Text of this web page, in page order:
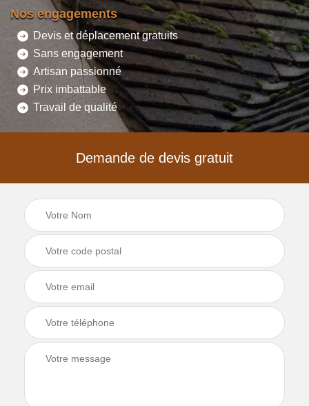
Nos engagements
Devis et déplacement gratuits
Sans engagement
Artisan passionné
Prix imbattable
Travail de qualité
Demande de devis gratuit